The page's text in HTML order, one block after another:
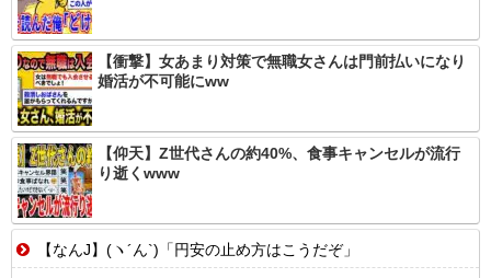
【衝撃】女あまり対策で無職女さんは門前払いになり
婚活が不可能にww
【仰天】Z世代さんの約40%、食事キャンセルが流行
り逝くwww
【なんJ】(ヽ´ん`)「円安の止め方はこうだぞ」